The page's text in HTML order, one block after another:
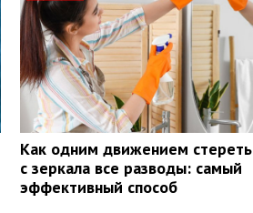
Как одним движением стереть
с зеркала все разводы: самый
эффективный способ